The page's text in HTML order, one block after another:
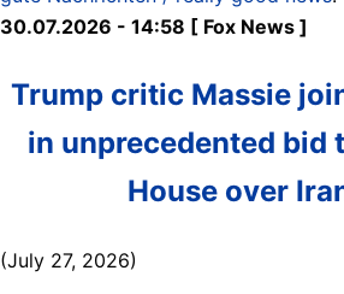
30.07.2026 - 14:58 [ Fox News ]
Trump critic Massie
in unprecedented bid
House over
(July 27, 2026)